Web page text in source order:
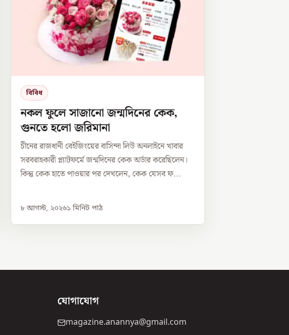
বিবিধ
নকল ফুলে সাজানো জন্মদিনের কেক,
গুনতে হলো জরিমানা
চীনের রাজধানী বেইজিংয়ের বাসিন্দা লিউ অনলাইনে খাবার
সরবরাহকারী প্ল্যাটফর্মে জন্মদিনের কেক অর্ডার করেছিলেন।
কিন্তু কেক হাতে পাওয়ার পর দেখলেন, কেক যেসব ফ...
৮ আগস্ট, ২০২৬১ মিনিট পাঠ
যোগাযোগ
magazine.anannya@gmail.com